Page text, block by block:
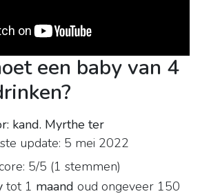
een baby van 4
kand. Myrthe ter
update: 5 mei 2022
5/5 (1 stemmen)
tot 1 maand oud ongeveer 150